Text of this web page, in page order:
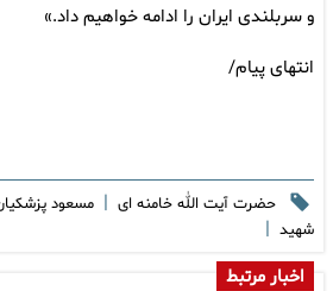
و سربلندی ایران را ادامه خواهیم داد.»
انتهای پیام/
حضرت آیت الله خامنه ای | مسعود
شهید |
اخبار مرتبط